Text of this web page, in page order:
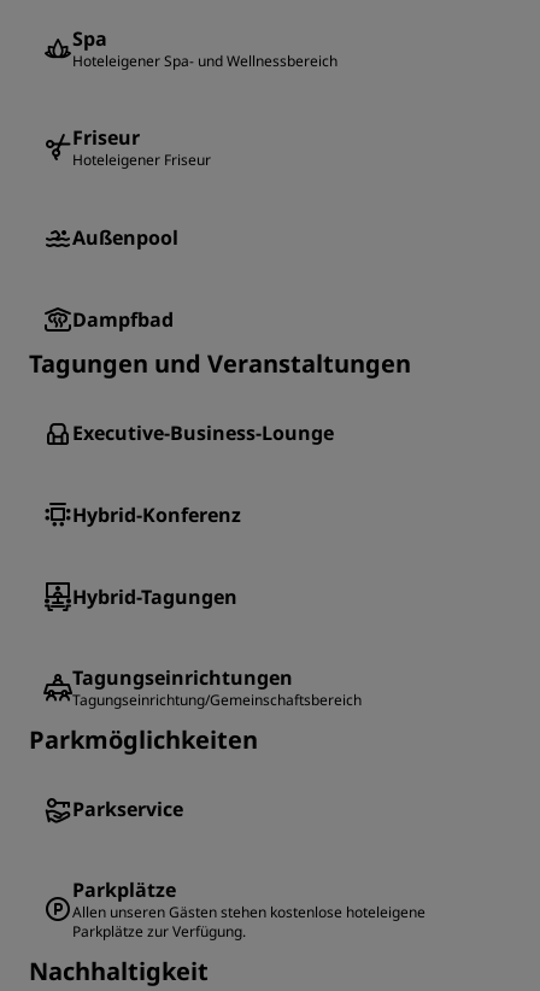
Spa
Hoteleigener Spa- und Wellnessbereich
Friseur
Hoteleigener Friseur
Außenpool
Dampfbad
Tagungen und Veranstaltungen
Executive-Business-Lounge
Hybrid-Konferenz
Hybrid-Tagungen
Tagungseinrichtungen
Tagungseinrichtung/Gemeinschaftsbereich
Parkmöglichkeiten
Parkservice
Parkplätze
Allen unseren Gästen stehen kostenlose hoteleigene
Parkplätze zur Verfügung.
Nachhaltigkeit